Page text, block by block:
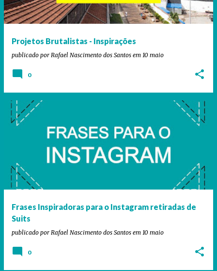
Projetos Brutalistas - Inspirações
publicado por Rafael Nascimento dos Santos em 10 maio
0
Frases Inspiradoras para o Instagram retiradas de
Suits
publicado por Rafael Nascimento dos Santos em 10 maio
0